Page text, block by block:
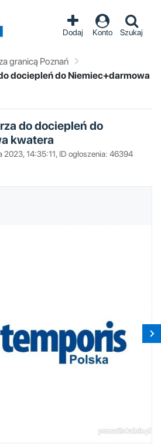
Dodaj Konto Szukaj
granicą Poznań
dociepleń do Niemiec+darmowa
do dociepleń do
kwatera
2023, 14:35:11, ID ogłoszenia: 46394